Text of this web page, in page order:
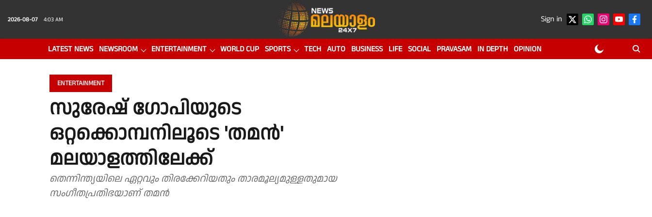
2026-08-07 4:03 AM Sign in
LATEST NEWS NEWSROOM ENTERTAINMENT WORLD CUP SPORTS TECH AUTO BUSINESS LIFE SOCIAL PRAVASAM IN DEPTH OPINION
ENTERTAINMENT
സുരേഷ് ഗോപിയുടെ
ഒറ്റക്കൊമ്പനിലൂടെ 'തമൻ'
മലയാളത്തിലേക്ക്
തെന്നിന്ത്യയിലെ ഏറ്റവും തിരക്കേറിയതും താരമൂല്യമുള്ളതുമായ
സംഗീതപ്രതിഭയാണ് തമൻ